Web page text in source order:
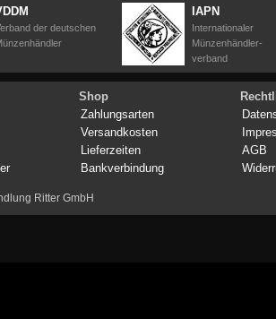
der deutschen
IAPN
Internationaler
Münzenhändler-
verband
Shop
Zahlungsarten
Versandkosten
Lieferzeiten
Bankverbindung
AGB
Ritter GmbH